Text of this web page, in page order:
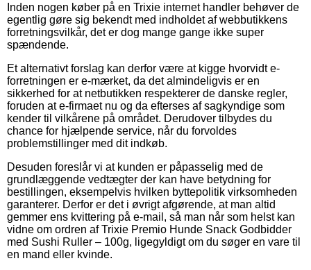
Inden nogen køber på en Trixie internet handler behøver de
egentlig gøre sig bekendt med indholdet af webbutikkens
forretningsvilkår, det er dog mange gange ikke super
spændende.
Et alternativt forslag kan derfor være at kigge hvorvidt e-
forretningen er e-mærket, da det almindeligvis er en
sikkerhed for at netbutikken respekterer de danske regler,
foruden at e-firmaet nu og da efterses af sagkyndige som
kender til vilkårene på området. Derudover tilbydes du
chance for hjælpende service, når du forvoldes
problemstillinger med dit indkøb.
Desuden foreslår vi at kunden er påpasselig med de
grundlæggende vedtægter der kan have betydning for
bestillingen, eksempelvis hvilken byttepolitik virksomheden
garanterer. Derfor er det i øvrigt afgørende, at man altid
gemmer ens kvittering på e-mail, så man når som helst kan
vidne om ordren af Trixie Premio Hunde Snack Godbidder
med Sushi Ruller – 100g, ligegyldigt om du søger en vare til
en mand eller kvinde.